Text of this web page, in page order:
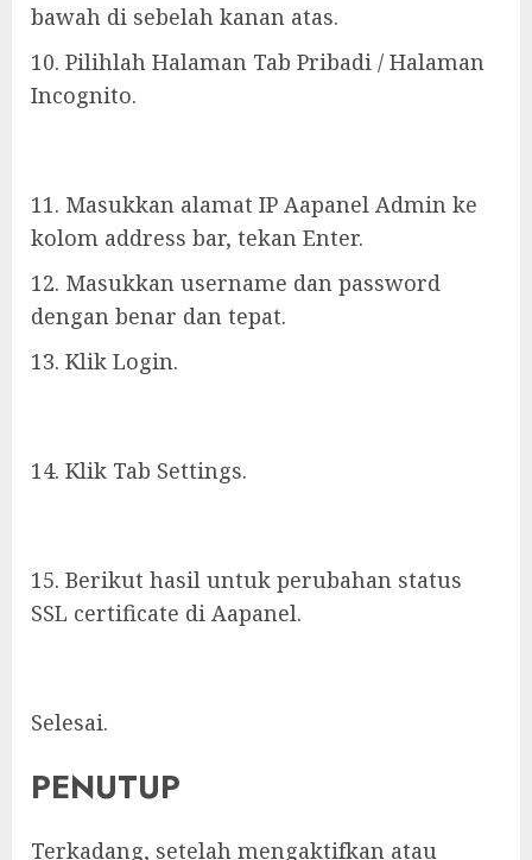
bawah di sebelah kanan atas.
10. Pilihlah Halaman Tab Pribadi / Halaman
Incognito.
11. Masukkan alamat IP Aapanel Admin ke
kolom address bar, tekan Enter.
12. Masukkan username dan password
dengan benar dan tepat.
13. Klik Login.
14. Klik Tab Settings.
15. Berikut hasil untuk perubahan status
SSL certificate di Aapanel.
Selesai.
PENUTUP
Terkadang, setelah mengaktifkan atau